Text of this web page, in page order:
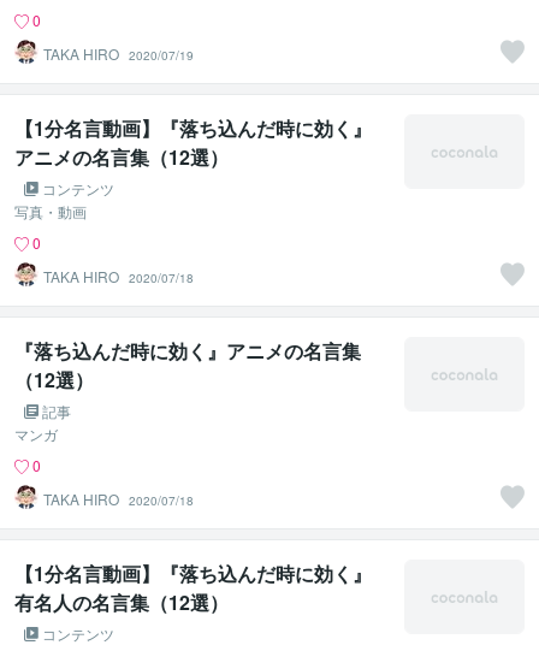
0
TAKA HIRO 2020/07/19
【1分名言動画】『落ち込んだ時に効く』
アニメの名言集（12選）
コンテンツ
写真・動画
0
TAKA HIRO 2020/07/18
『落ち込んだ時に効く』アニメの名言集
（12選）
記事
マンガ
0
TAKA HIRO 2020/07/18
【1分名言動画】『落ち込んだ時に効く』
有名人の名言集（12選）
コンテンツ